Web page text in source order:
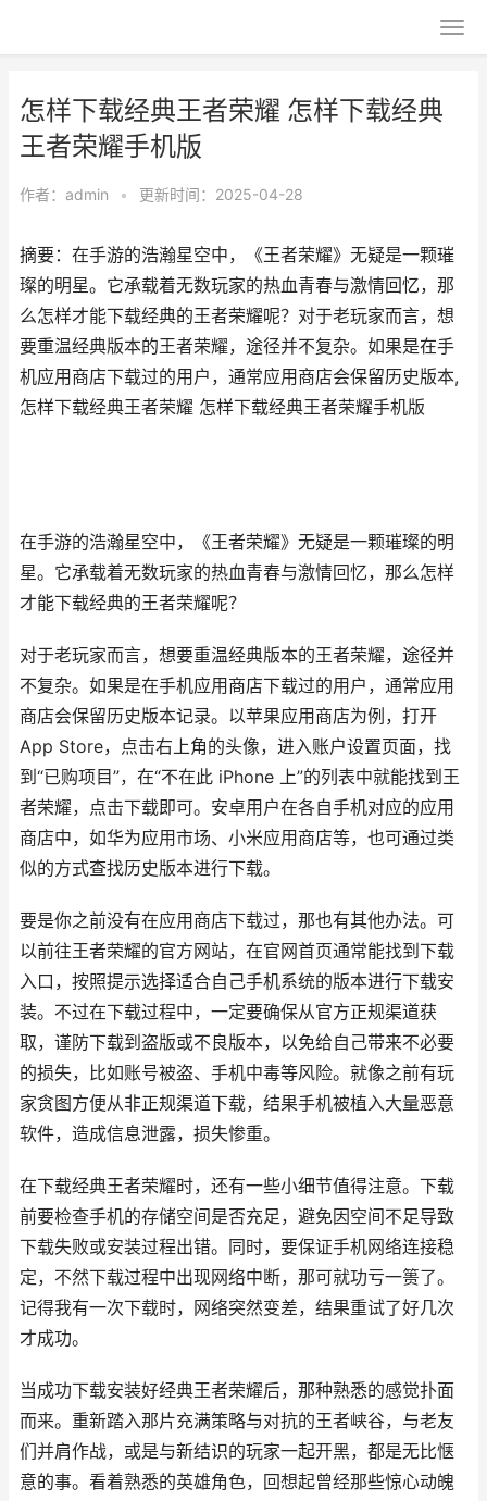
怎样下载经典王者荣耀 怎样下载经典
王者荣耀手机版
作者： admin • 更新时间：2025-04-28
摘要：在手游的浩瀚星空中，《王者荣耀》无疑是一颗璀
璨的明星。它承载着无数玩家的热血青春与激情回忆，那
么怎样才能下载经典的王者荣耀呢？对于老玩家而言，想
要重温经典版本的王者荣耀，途径并不复杂。如果是在手
机应用商店下载过的用户，通常应用商店会保留历史版本,
怎样下载经典王者荣耀 怎样下载经典王者荣耀手机版
在手游的浩瀚星空中，《王者荣耀》无疑是一颗璀璨的明
星。它承载着无数玩家的热血青春与激情回忆，那么怎样
才能下载经典的王者荣耀呢？
对于老玩家而言，想要重温经典版本的王者荣耀，途径并
不复杂。如果是在手机应用商店下载过的用户，通常应用
商店会保留历史版本记录。以苹果应用商店为例，打开
App Store，点击右上角的头像，进入账户设置页面，找
到“已购项目”，在“不在此 iPhone 上”的列表中就能找到王
者荣耀，点击下载即可。安卓用户在各自手机对应的应用
商店中，如华为应用市场、小米应用商店等，也可通过类
似的方式查找历史版本进行下载。
要是你之前没有在应用商店下载过，那也有其他办法。可
以前往王者荣耀的官方网站，在官网首页通常能找到下载
入口，按照提示选择适合自己手机系统的版本进行下载安
装。不过在下载过程中，一定要确保从官方正规渠道获
取，谨防下载到盗版或不良版本，以免给自己带来不必要
的损失，比如账号被盗、手机中毒等风险。就像之前有玩
家贪图方便从非正规渠道下载，结果手机被植入大量恶意
软件，造成信息泄露，损失惨重。
在下载经典王者荣耀时，还有一些小细节值得注意。下载
前要检查手机的存储空间是否充足，避免因空间不足导致
下载失败或安装过程出错。同时，要保证手机网络连接稳
定，不然下载过程中出现网络中断，那可就功亏一篑了。
记得我有一次下载时，网络突然变差，结果重试了好几次
才成功。
当成功下载安装好经典王者荣耀后，那种熟悉的感觉扑面
而来。重新踏入那片充满策略与对抗的王者峡谷，与老友
们并肩作战，或是与新结识的玩家一起开黑，都是无比惬
意的事。看着熟悉的英雄角色，回想起曾经那些惊心动魄